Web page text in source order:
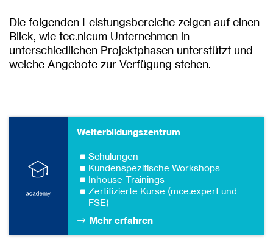
Die folgenden Leistungsbereiche zeigen auf einen
Blick, wie tec.nicum Unternehmen in
unterschiedlichen Projektphasen unterstützt und
welche Angebote zur Verfügung stehen.
Weiterbildungszentrum
Schulungen
Kundenspezifische Workshops
Inhouse-Trainings
Zertifizierte Kurse (mce.expert und
FSE)
Mehr erfahren